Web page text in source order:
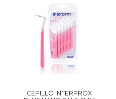
CEPILLO INTERPROX